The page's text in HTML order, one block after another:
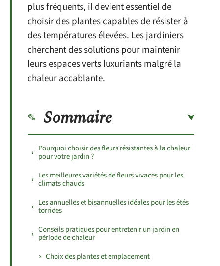
plus fréquents, il devient essentiel de
choisir des plantes capables de résister à
des températures élevées. Les jardiniers
cherchent des solutions pour maintenir
leurs espaces verts luxuriants malgré la
chaleur accablante.
Sommaire
Pourquoi choisir des fleurs résistantes à la chaleur
pour votre jardin ?
Les meilleures variétés de fleurs vivaces pour les
climats chauds
Les annuelles et bisannuelles idéales pour les étés
torrides
Conseils pratiques pour entretenir un jardin en
période de chaleur
Choix des plantes et emplacement